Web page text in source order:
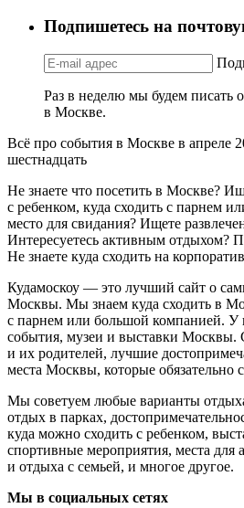
Подпишетесь на
Раз в неделю мы будем писать
в Москве.
Всё про события в Москве в апреле
шестнадцать
Не знаете что посетить в Москве?
с ребенком, куда сходить с парнем
место для свидания? Ищете
Интересуетесь активным отдыхом?
Не знаете куда сходить на
Кудамоскоу — это лучший сайт о
Москвы. Мы знаем куда сходить в
с парнем или большой компанией. У
события, музеи и выставки Москвы.
и их родителей, лучшие
места Москвы, которые обязательно
Мы советуем любые варианты
отдых в парках,
куда можно сходить с ребенком,
спортивные мероприятия, места для
и отдыха с семьей, и многое другое.
Мы в социальных сетях